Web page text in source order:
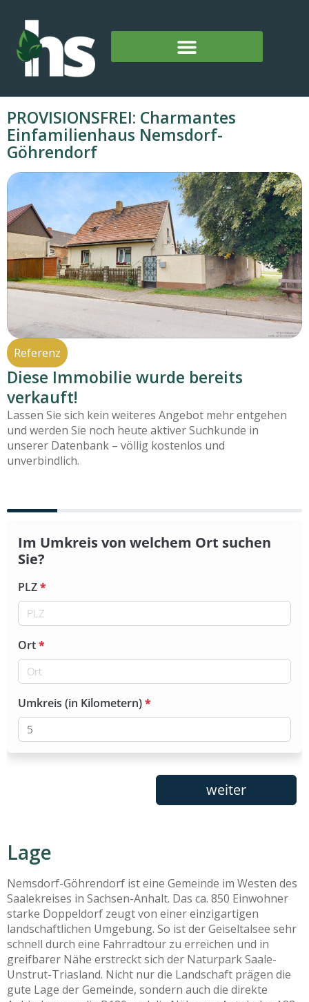
PROVISIONSFREI: Charmantes
Einfamilienhaus Nemsdorf-
Göhrendorf
Referenz
Diese Immobilie wurde bereits
verkauft!
Lassen Sie sich kein weiteres Angebot mehr entgehen
und werden Sie noch heute aktiver Suchkunde in
unserer Datenbank – völlig kostenlos und
unverbindlich.
Lage
Nemsdorf-Göhrendorf ist eine Gemeinde im Westen des
Saalekreises in Sachsen-Anhalt. Das ca. 850 Einwohner
starke Doppeldorf zeugt von einer einzigartigen
landschaftlichen Umgebung. So ist der Geiseltalsee sehr
schnell durch eine Fahrradtour zu erreichen und in
greifbarer Nähe erstreckt sich der Naturpark Saale-
Unstrut-Triasland. Nicht nur die Landschaft prägen die
gute Lage der Gemeinde, sondern auch die direkte